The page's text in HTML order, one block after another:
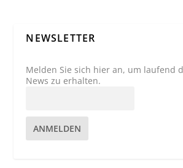
NEWSLETTER
Melden Sie sich hier an, um laufend
News zu erhalten.
ANMELDEN